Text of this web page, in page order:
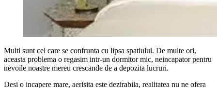
Multi sunt cei care se confrunta cu lipsa spatiului. De multe ori,
aceasta problema o regasim intr-un dormitor mic, neincapator pentru
nevoile noastre mereu crescande de a depozita lucruri.
Desi o incapere mare, aerisita este dezirabila, realitatea nu ne ofera